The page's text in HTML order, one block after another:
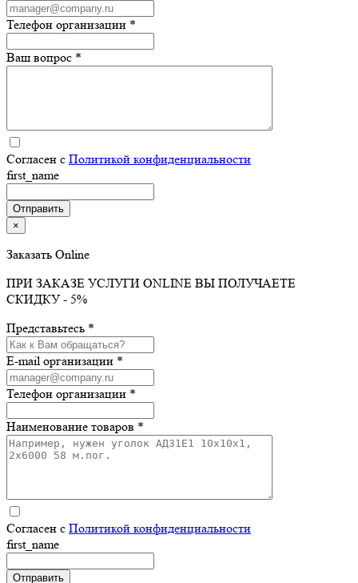
Телефон организации *
Ваш вопрос *
Согласен с Политикой конфиденциальности
first_name
×
Заказать Online
ПРИ ЗАКАЗЕ УСЛУГИ ONLINE ВЫ ПОЛУЧАЕТЕ
СКИДКУ - 5%
Представьтесь *
E-mail организации *
Телефон организации *
Наименование товаров *
Согласен с Политикой конфиденциальности
first_name